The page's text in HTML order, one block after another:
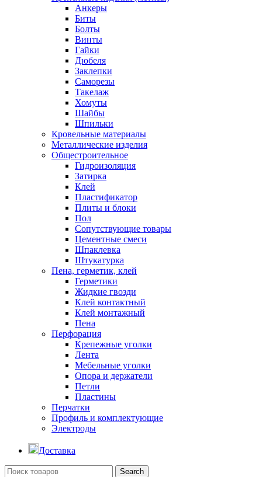
Анкеры
Биты
Болты
Винты
Гайки
Дюбеля
Заклепки
Саморезы
Такелаж
Хомуты
Шайбы
Шпильки
Кровельные материалы
Металлические изделия
Общестроительное
Гидроизоляция
Затирка
Клей
Пластификатор
Плиты и блоки
Пол
Сопутствующие товары
Цементные смеси
Шпаклевка
Штукатурка
Пена, герметик, клей
Герметики
Жидкие гвозди
Клей контактный
Клей монтажный
Пена
Перфорация
Крепежные уголки
Лента
Мебельные уголки
Опора и держатели
Петли
Пластины
Перчатки
Профиль и комплектующие
Электроды
Доставка
Search